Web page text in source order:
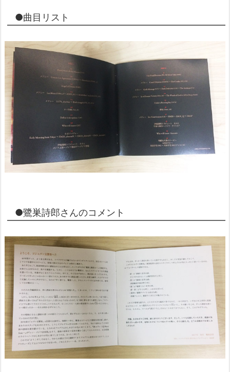
●曲目リスト
●鷺巣詩郎さんのコメント